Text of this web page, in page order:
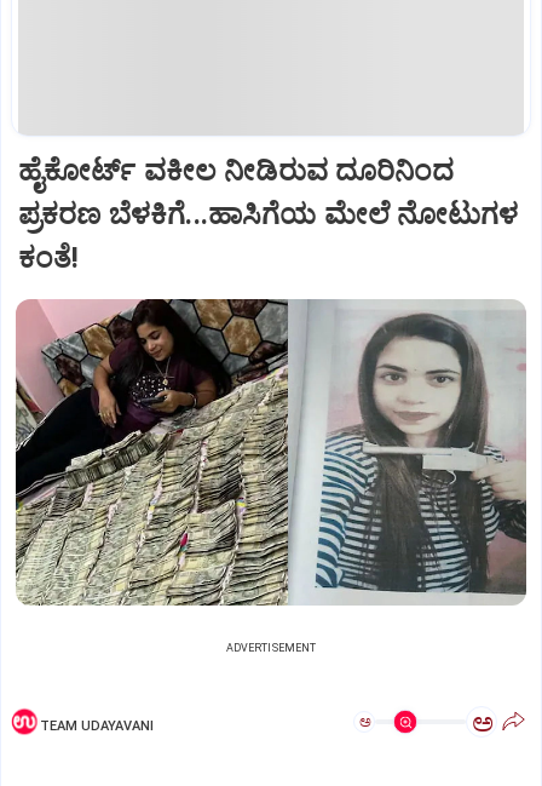
ಹೈಕೋರ್ಟ್‌ ವಕೀಲ ನೀಡಿರುವ ದೂರಿನಿಂದ
ಪ್ರಕರಣ ಬೆಳಕಿಗೆ...ಹಾಸಿಗೆಯ ಮೇಲೆ ನೋಟುಗಳ
ಕಂತೆ!
ADVERTISEMENT
TEAM UDAYAVANI ಅ ಅ